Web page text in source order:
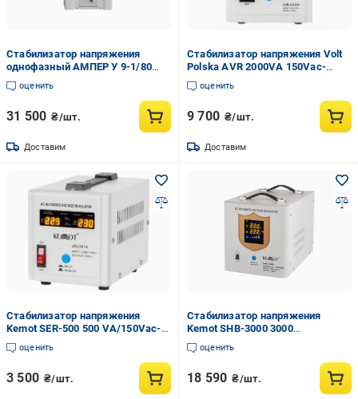
Стабилизатор напряжения
однофазный АМПЕР У 9-1/80
v2.1 LCD
оценить
31 500 ₴/шт.
Доставим
Стабилизатор напряжения Volt
Polska AVR 2000VA 150Vac-
270Vac
оценить
9 700 ₴/шт.
Доставим
Стабилизатор напряжения
Kemot SER-500 500 VA/150Vac-
270Vac
оценить
3 500 ₴/шт.
Стабилизатор напряжения
Kemot SHB-3000 3000
VA/130Vac-270Vac
оценить
18 590 ₴/шт.